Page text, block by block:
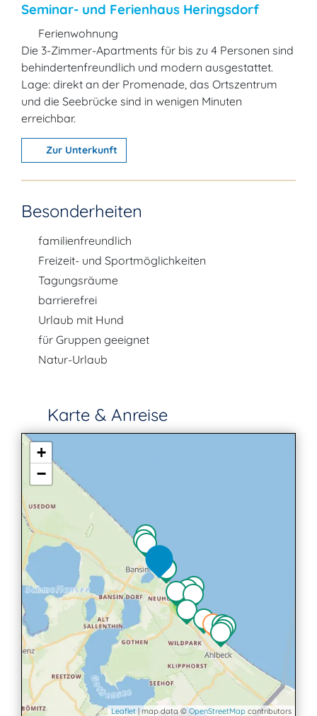
Seminar- und Ferienhaus Heringsdorf
Ferienwohnung
Die 3-Zimmer-Apartments für bis zu 4 Personen sind
behindertenfreundlich und modern ausgestattet.
Lage: direkt an der Promenade, das Ortszentrum
und die Seebrücke sind in wenigen Minuten
erreichbar.
Zur Unterkunft
Besonderheiten
familienfreundlich
Freizeit- und Sportmöglichkeiten
Tagungsräume
barrierefrei
Urlaub mit Hund
für Gruppen geeignet
Natur-Urlaub
Karte & Anreise
4
+
−
Leaflet | map data ©OpenStreetMap contributors